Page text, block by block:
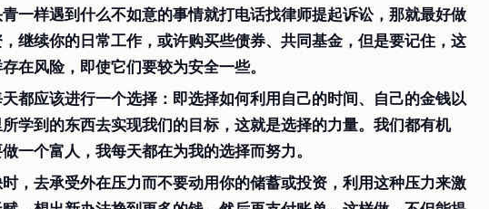
一样遇到什么不如意的事情就打电话找律师提起诉讼，那就最好做
继续你的日常工作，或许购买些债券、共同基金，但是要记住，这
在风险，即使它们要较为安全一些。
都应该进行一个选择：即选择如何利用自己的时间、自己的金钱以
学到的东西去实现我们的目标，这就是选择的力量。我们都有机
一个富人，我每天都在为我的选择而努力。
，去承受外在压力而不要动用你的储蓄或投资，利用这种压力来激